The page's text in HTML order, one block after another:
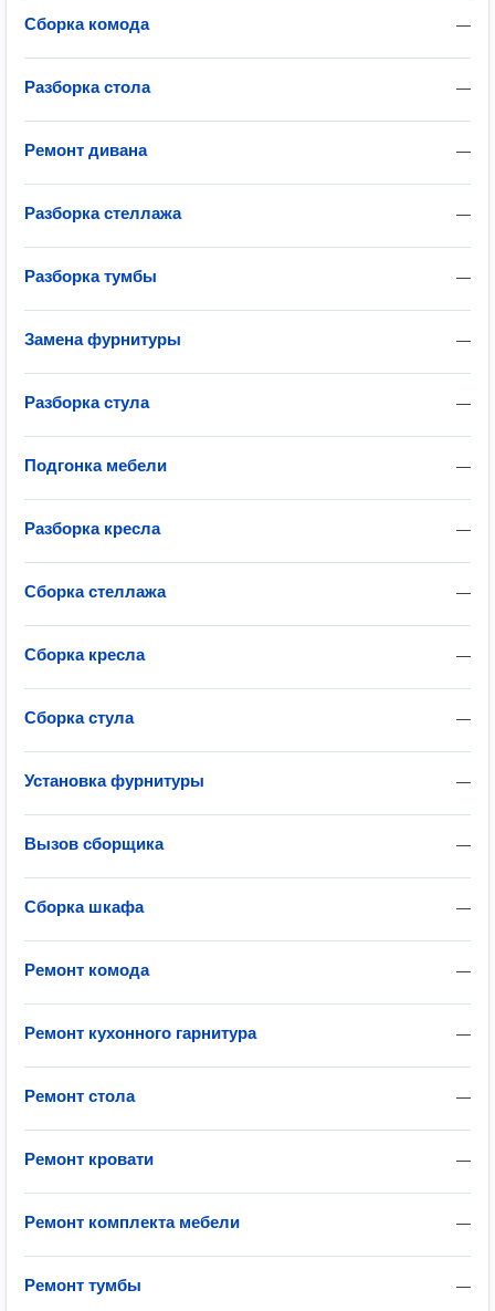
—
Сборка комода
—
Разборка стола
—
Ремонт дивана
—
Разборка стеллажа
—
Разборка тумбы
—
Замена фурнитуры
—
Разборка стула
—
Подгонка мебели
—
Разборка кресла
—
Сборка стеллажа
—
Сборка кресла
—
Сборка стула
—
Установка фурнитуры
—
Вызов сборщика
—
Сборка шкафа
—
Ремонт комода
—
Ремонт кухонного гарнитура
—
Ремонт стола
—
Ремонт кровати
—
Ремонт комплекта мебели
—
Ремонт тумбы